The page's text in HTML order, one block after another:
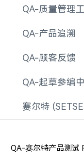
QA-质量管理
QA-产品追溯
QA-顾客反馈
QA-起草参编
赛尔特
QA-赛尔特产品测试